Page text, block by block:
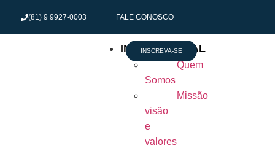
(81) 9 9927-0003 FALE CONOSCO
INSTITUCIONAL
Quem
Somos
Missão
visão
e
valores
INSCREVA-SE